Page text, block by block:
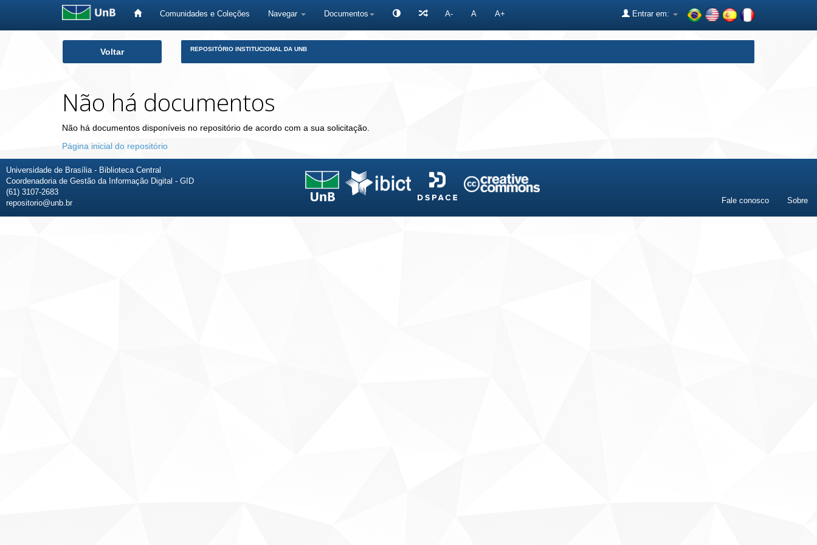
Comunidades e Coleções Navegar Documentos A- A A+ Entrar em:
Voltar REPOSITÓRIO INSTITUCIONAL DA UNB
Não há documentos
Não há documentos disponíveis no repositório de acordo com a sua solicitação.
Página inicial do repositório
Universidade de Brasília - Biblioteca Central
Coordenadoria de Gestão da Informação Digital - GID
(61) 3107-2683
repositorio@unb.br
Fale conosco Sobre